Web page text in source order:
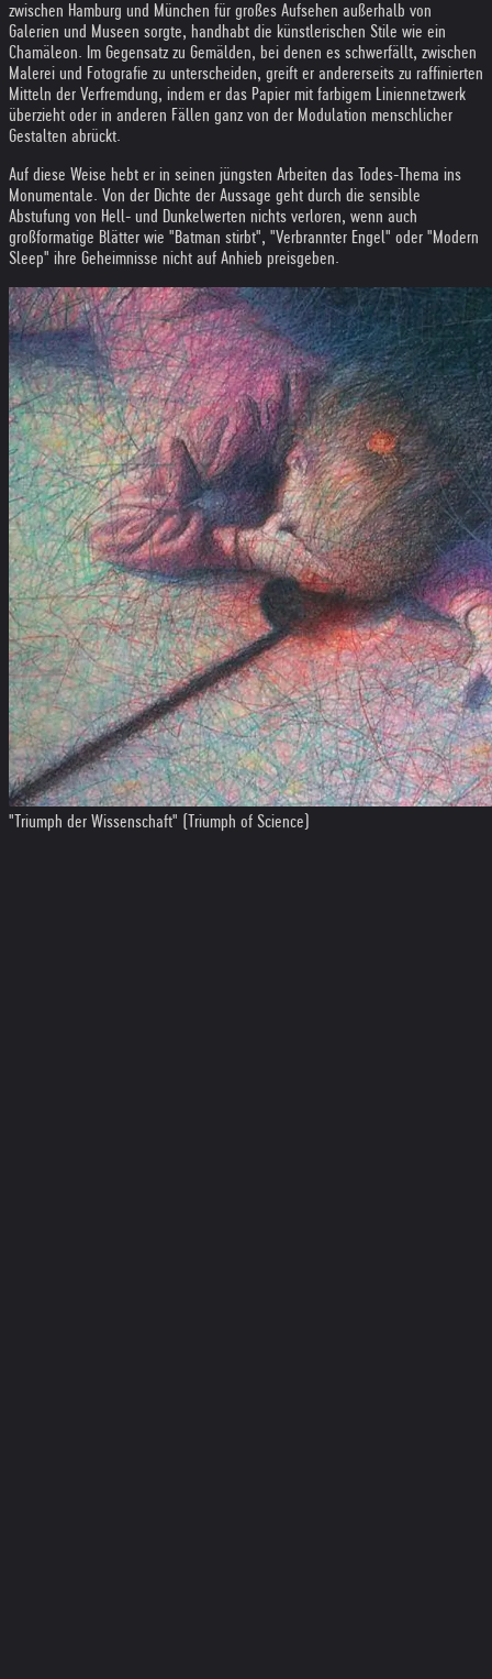
zwischen Hamburg und München für großes Aufsehen außerhalb von
Galerien und Museen sorgte, handhabt die künstlerischen Stile wie ein
Chamäleon. Im Gegensatz zu Gemälden, bei denen es schwerfällt, zwischen
Malerei und Fotografie zu unterscheiden, greift er andererseits zu raffinierten
Mitteln der Verfremdung, indem er das Papier mit farbigem Liniennetzwerk
überzieht oder in anderen Fällen ganz von der Modulation menschlicher
Gestalten abrückt.
Auf diese Weise hebt er in seinen jüngsten Arbeiten das Todes-Thema ins
Monumentale. Von der Dichte der Aussage geht durch die sensible
Abstufung von Hell- und Dunkelwerten nichts verloren, wenn auch
großformatige Blätter wie "Batman stirbt", "Verbrannter Engel" oder "Modern
Sleep" ihre Geheimnisse nicht auf Anhieb preisgeben.
"Triumph der Wissenschaft" (Triumph of Science)